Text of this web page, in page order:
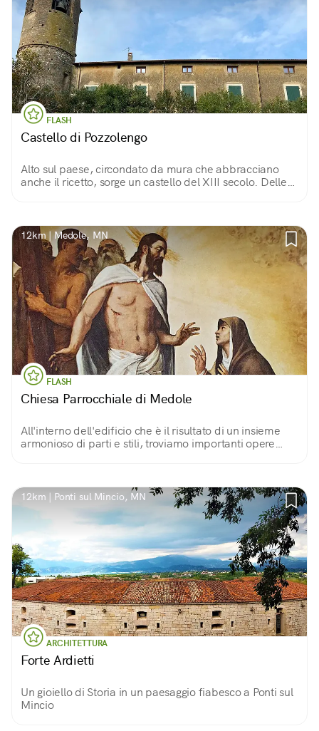
FLASH
Castello di Pozzolengo
Alto sul paese, circondato da mura che abbracciano
anche il ricetto, sorge un castello del XIII secolo. Delle
12km | Medole, MN
FLASH
Chiesa Parrocchiale di Medole
All'interno dell'edificio che è il risultato di un insieme
armonioso di parti e stili, troviamo importanti opere
12km | Ponti sul Mincio, MN
ARCHITETTURA
Forte Ardietti
Un gioiello di Storia in un paesaggio fiabesco a Ponti sul
Mincio